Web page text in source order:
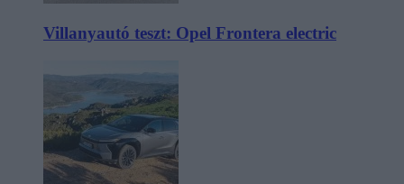
Villanyautó teszt: Opel Frontera electric